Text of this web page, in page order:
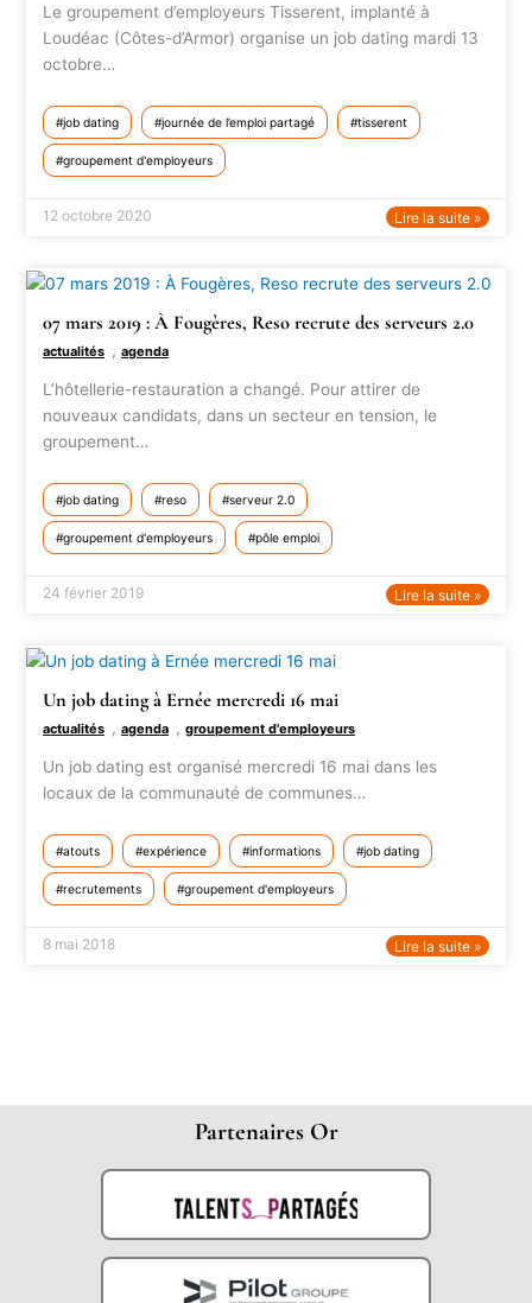
Le groupement d’employeurs Tisserent, implanté à
Loudéac (Côtes-d’Armor) organise un job dating mardi 13
octobre…
job dating journée de l’emploi partagé tisserent
groupement d'employeurs
12 octobre 2020 Lire la suite »
07 mars 2019 : À Fougères, Reso recrute des serveurs 2.0
actualités ,agenda
L’hôtellerie-restauration a changé. Pour attirer de
nouveaux candidats, dans un secteur en tension, le
groupement…
job dating reso serveur 2.0
groupement d'employeurs pôle emploi
24 février 2019 Lire la suite »
Un job dating à Ernée mercredi 16 mai
actualités ,agenda ,groupement d'employeurs
Un job dating est organisé mercredi 16 mai dans les
locaux de la communauté de communes…
atouts expérience informations job dating
recrutements groupement d'employeurs
8 mai 2018 Lire la suite »
Partenaires Or